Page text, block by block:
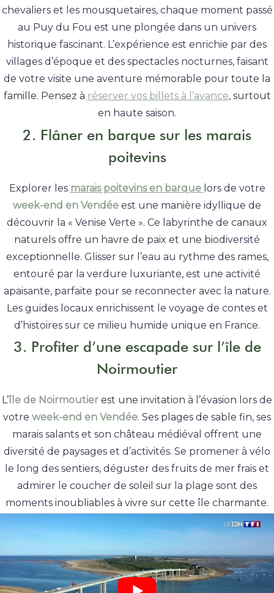
chevaliers et les mousquetaires, chaque moment passé
au Puy du Fou est une plongée dans un univers
historique fascinant. L’expérience est enrichie par des
villages d’époque et des spectacles nocturnes, faisant
de votre visite une aventure mémorable pour toute la
famille. Pensez à réserver vos billets à l’avance, surtout
en haute saison.
2. Flâner en barque sur les marais
poitevins
Explorer les marais poitevins en barque lors de votre
week-end en Vendée est une manière idyllique de
découvrir la « Venise Verte ». Ce labyrinthe de canaux
naturels offre un havre de paix et une biodiversité
exceptionnelle. Glisser sur l’eau au rythme des rames,
entouré par la verdure luxuriante, est une activité
apaisante, parfaite pour se reconnecter avec la nature.
Les guides locaux enrichissent le voyage de contes et
d’histoires sur ce milieu humide unique en France.
3. Profiter d’une escapade sur l’île de
Noirmoutier
L’île de Noirmoutier est une invitation à l’évasion lors de
votre week-end en Vendée. Ses plages de sable fin, ses
marais salants et son château médiéval offrent une
diversité de paysages et d’activités. Se promener à vélo
le long des sentiers, déguster des fruits de mer frais et
admirer le coucher de soleil sur la plage sont des
moments inoubliables à vivre sur cette île charmante.